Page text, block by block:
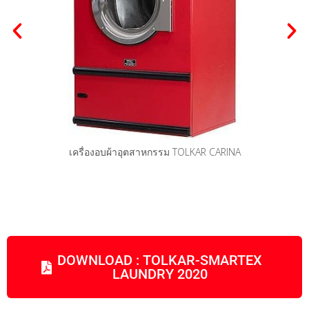
เครื่องรีดผ้าอุตสาหกรรม-สายพาน TOLKAR VELA
DOWNLOAD : TOLKAR-SMARTEX
LAUNDRY 2020